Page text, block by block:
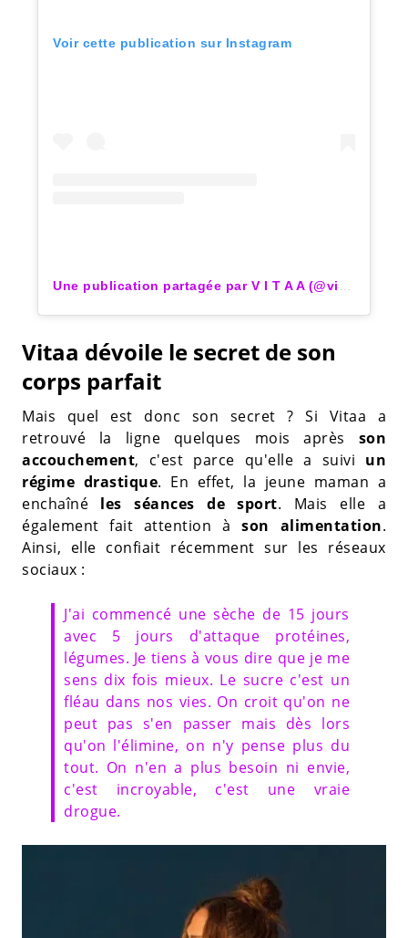
Voir cette publication sur Instagram
Vitaa dévoile le secret de son
corps parfait
Mais quel est donc son secret ? Si Vitaa a
retrouvé la ligne quelques mois après son
accouchement, c'est parce qu'elle a suivi un
régime drastique. En effet, la jeune maman a
enchaîné les séances de sport. Mais elle a
également fait attention àson alimentation.
Ainsi, elle confiait récemment sur les réseaux
sociaux :
J'ai commencé une sèche de 15 jours
avec 5 jours d'attaque protéines,
légumes. Je tiens à vous dire que je me
sens dix fois mieux. Le sucre c'est un
fléau dans nos vies. On croit qu'on ne
peut pas s'en passer mais dès lors
qu'on l'élimine, on n'y pense plus du
tout. On n'en a plus besoin ni envie,
c'est incroyable, c'est une vraie
drogue.